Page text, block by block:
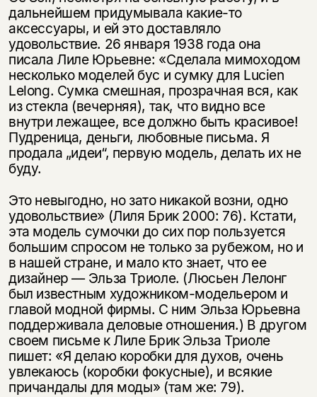
дальнейшем придумывала какие-то
аксессуары, и ей это доставляло
удовольствие. 26 января 1938 года она
писала Лиле Юрьевне: «Сделала мимоходом
несколько моделей бус и сумку для Lucien
Lelong. Сумка смешная, прозрачная вся, как
из стекла (вечерняя), так, что видно все
внутри лежащее, все должно быть красивое!
Пудреница, деньги, любовные письма. Я
продала „идеи“, первую модель, делать их не
буду.
Это невыгодно, но зато никакой возни, одно
удовольствие» (Лиля Брик 2000: 76). Кстати,
эта модель сумочки до сих пор пользуется
большим спросом не только за рубежом, но и
в нашей стране, и мало кто знает, что ее
дизайнер — Эльза Триоле. (Люсьен Лелонг
был известным художником-модельером и
главой модной фирмы. С ним Эльза Юрьевна
поддерживала деловые отношения.) В другом
своем письме к Лиле Брик Эльза Триоле
пишет: «Я делаю коробки для духов, очень
увлекаюсь (коробки фокусные), и всякие
причандалы для моды» (там же: 79).